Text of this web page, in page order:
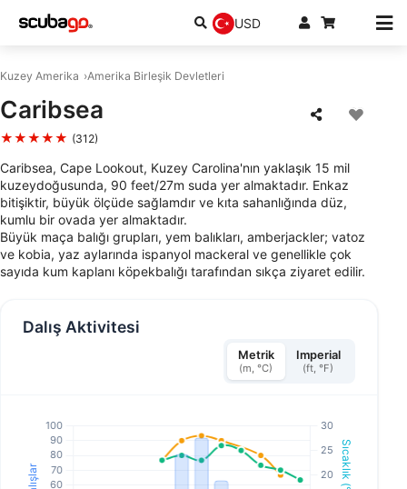
USD
Kuzey Amerika Amerika Birleşik Devletleri
Caribsea
★★★★★ (312)
Caribsea, Cape Lookout, Kuzey Carolina'nın yaklaşık 15 mil
kuzeydoğusunda, 90 feet/27m suda yer almaktadır. Enkaz
bitişiktir, büyük ölçüde sağlamdır ve kıta sahanlığında düz,
kumlu bir ovada yer almaktadır.
Büyük maça balığı grupları, yem balıkları, amberjackler; vatoz
ve kobia, yaz aylarında ispanyol mackeral ve genellikle çok
sayıda kum kaplanı köpekbalığı tarafından sıkça ziyaret edilir.
Dalış Aktivitesi
Metrik
(m, °C)
Imperial
(ft, °F)